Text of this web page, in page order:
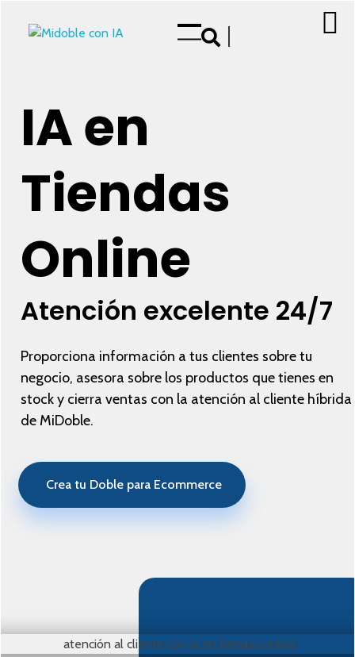
IA en
Tiendas
Online
Atención excelente 24/7
Proporciona información a tus clientes sobre tu
negocio, asesora sobre los productos que tienes en
stock y cierra ventas con la atención al cliente híbrida
de MiDoble.
Crea tu Doble para Ecommerce